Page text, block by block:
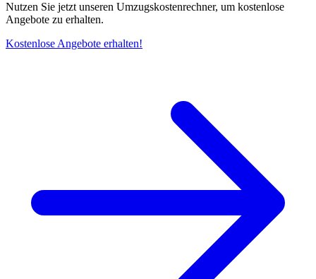
Nutzen Sie jetzt unseren Umzugskostenrechner, um kostenlose
Angebote zu erhalten.
Kostenlose Angebote erhalten!